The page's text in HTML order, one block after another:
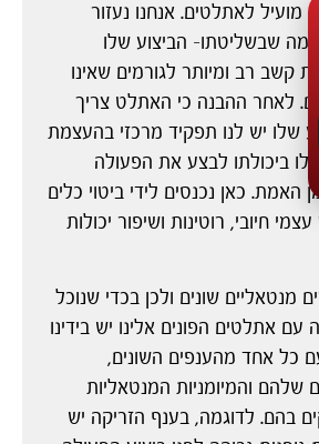
מועיל לאתלטים. אנחנו נעזור
שבשליטתו- הביצוע שלו
קשב רב ומיותר לגורמים שאינו
לאחר ההבנה כי האתלט צריך
שלו יש לנו תפקיד מרכזי בהעצמת
שלו ביכולתו לבצע את הפעולה
האמת. כאן נכנסים לידי ביטוי כלים
חיובי, רוטינות ושיפור יכולות
מנטאליים שונים ולכן בכדי שנוכל
עם אתלטים הפונים אלינו יש בידינו
כל אחד מהענפים השונים,
שלהם והמיומניות המנטאליות
בהם. לדוגמה, בענף הזריקה יש